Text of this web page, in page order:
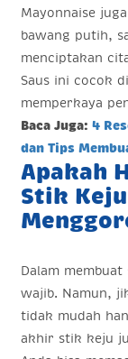
Mayonnaise
bawang putih,
menciptakan
Saus ini cocok
memperkaya
Baca Juga: 4
dan Tips
Apakah
Stik
Dalam
wajib. Namun,
tidak mudah
akhir stik keju